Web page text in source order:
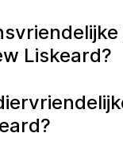
Liskeard?